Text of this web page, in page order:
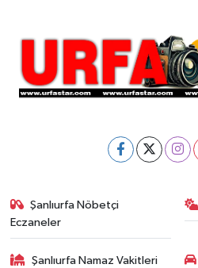
Şanlıurfa Nöbetçi
Eczaneler
Şanlıurfa Namaz Vakitleri